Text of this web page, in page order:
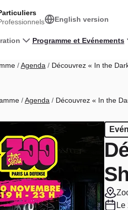
Programme et Evénements
English version
Agenda Découvrez « In the
Agenda Découvrez « In the